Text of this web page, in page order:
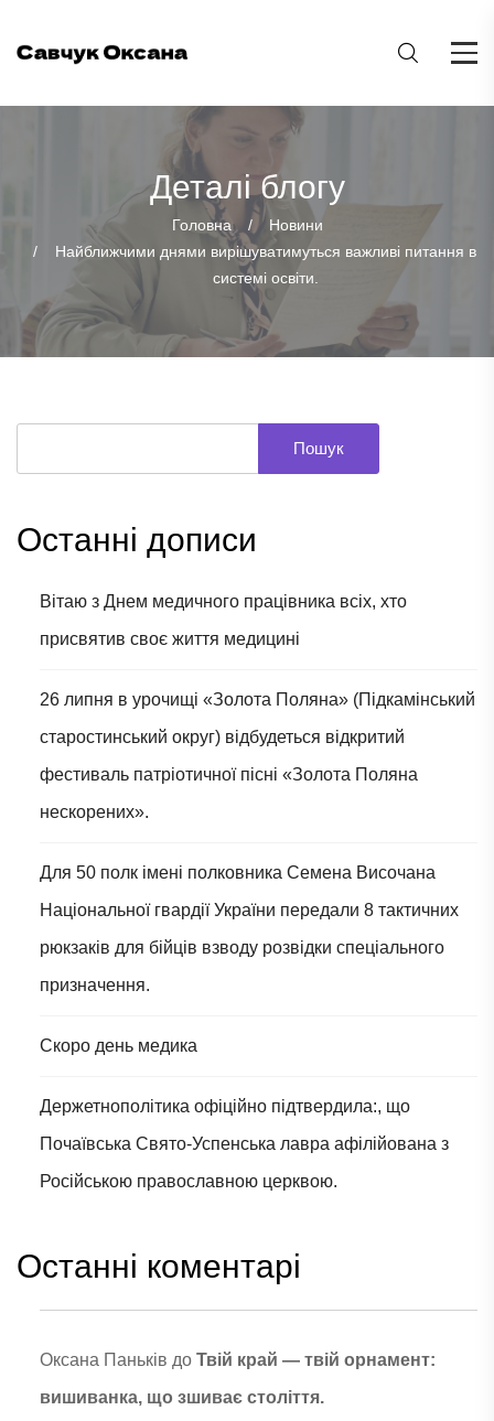
Деталі блогу
Головна
Новини
Найближчими днями вирішуватимуться важливі питання в
системі освіти.
Пошук
Останні дописи
Вітаю з Днем медичного працівника всіх, хто
присвятив своє життя медицині
26 липня в урочищі «Золота Поляна» (Підкамінський
старостинський округ) відбудеться відкритий
фестиваль патріотичної пісні «Золота Поляна
нескорених».
Для 50 полк імені полковника Семена Височана
Національної гвардії України передали 8 тактичних
рюкзаків для бійців взводу розвідки спеціального
призначення.
Скоро день медика
Держетнополітика офіційно підтвердила:, що
Почаївська Свято-Успенська лавра афілійована з
Російською православною церквою.
Останні коментарі
Оксана Паньків до Твій край — твій орнамент:
вишиванка, що зшиває століття.